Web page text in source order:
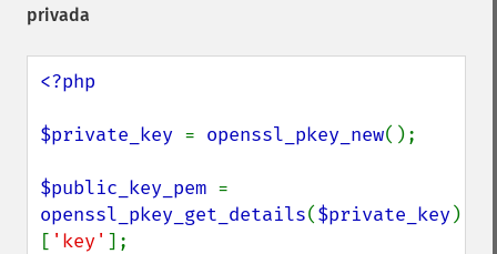
privada
<?php
$private_key = openssl_pkey_new();
$public_key_pem
openssl_pkey_get_details($private_key)
[ 'key' ];